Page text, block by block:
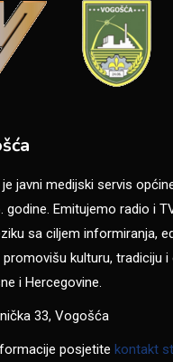
javni medijski servis
godine. Emitujemo radio i
sa ciljem informiranja,
kulturu, tradiciju
i Hercegovine.
33, Vogošća
posjetite kontakt